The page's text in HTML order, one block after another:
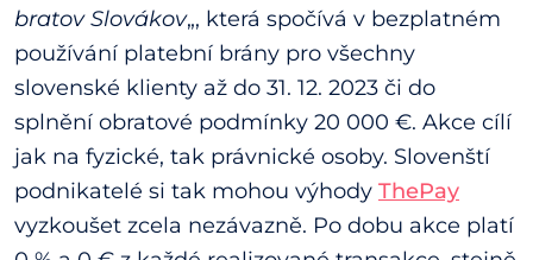
bratov Slovákov„, která spočívá v bezplatném
používání platební brány pro všechny
slovenské klienty až do 31. 12. 2023 či do
splnění obratové podmínky 20 000 €. Akce cílí
jak na fyzické, tak právnické osoby. Slovenští
podnikatelé si tak mohou výhody ThePay
vyzkoušet zcela nezávazně. Po dobu akce platí